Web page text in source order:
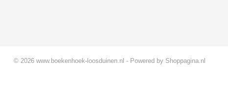
© 2026 www.boekenhoek-loosduinen.nl - Powered by Shoppagina.nl